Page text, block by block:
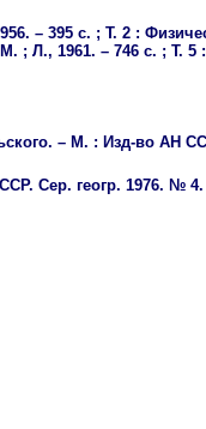
– 395 с. ; Т. 2 :
Л., 1961. – 746 с. ; Т.
– М. : Изд-во АН
Сер. геогр. 1976. № 4.